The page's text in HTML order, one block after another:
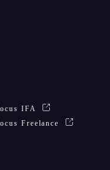
IFA
Freelance